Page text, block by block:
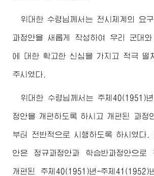
위대한 수령님 께서는 전시체계의 요
과정안을 새롭게 작성하여 우리 군대와
에 대한 확고한 신심을 가지고 적극 떨
주시였다.
위대한 수령님 께서는 주체40(1951)
정안을 개편하도록 하시고 개편된 과정
부터 전반적으로 시행하도록 하시였다.
안은 정규과정안과 학습반과정안으로
개편된 주체40(1951)년-주체41(1952)